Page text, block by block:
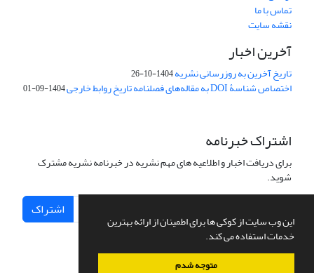
این وب سایت از کوکی ها برای اطمینان از ارائه بهترین
خدمات استفاده می کند.
متوجه شدم
تماس با ما
نقشه سایت
آخرین اخبار
تاریخ آخرین به روزرسانی نشریه1404-10-26
اختصاص شناسۀ DOI به مقاله‌های فصلنامه تاریخ روابط خارجی 1404-09-01
اشتراک خبرنامه
برای دریافت اخبار و اطلاعیه های مهم نشریه در خبرنامه نشریه مشترک
شوید.
اشتراک